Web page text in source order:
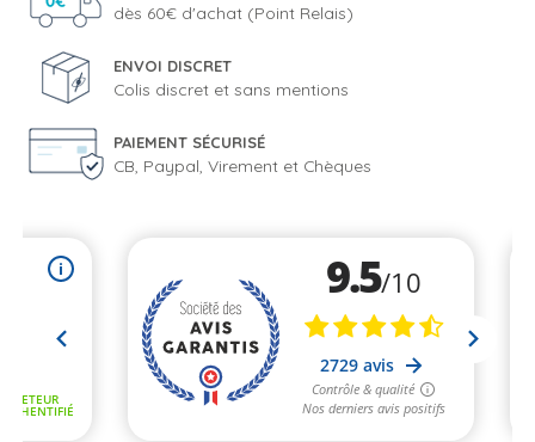
dès 60€ d'achat (Point Relais)
ENVOI DISCRET
Colis discret et sans mentions
PAIEMENT SÉCURISÉ
CB, Paypal, Virement et Chèques